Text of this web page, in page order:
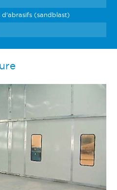
d'abrasifs (sandblast)